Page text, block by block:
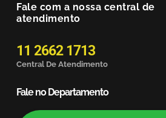
Fale com a nossa central de
atendimento
11 2662 1713
Central De Atendimento
Fale no Departamento